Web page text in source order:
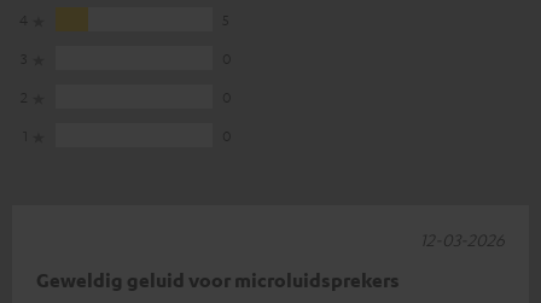
Geweldig geluid voor microluidsprekers
12-03-2026